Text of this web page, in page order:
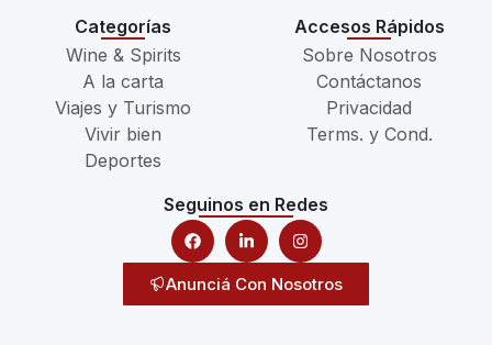
Categorías
Wine & Spirits
A la carta
Viajes y Turismo
Vivir bien
Deportes
Accesos Rápidos
Sobre Nosotros
Contáctanos
Privacidad
Terms. y Cond.
Seguinos en Redes
Anunciá Con Nosotros